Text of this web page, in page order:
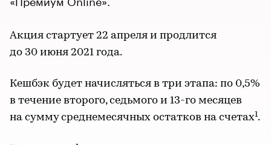
Акция стартует 22 апреля и продлится
до 30 июня 2021 года.
Кешбэк будет начисляться в три этапа: по 0,5%
в течение второго, седьмого и 13-го месяцев
на сумму среднемесячных остатков на счетах1.